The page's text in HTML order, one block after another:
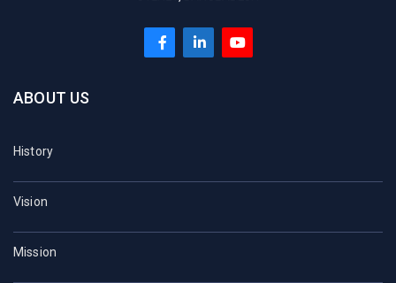
ABOUT US
History
Vision
Mission